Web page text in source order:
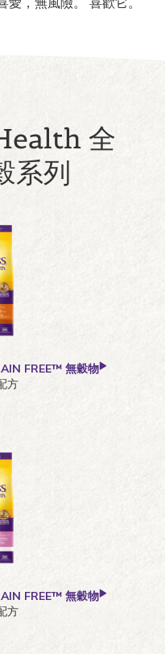
全
系列
FREE™ 無穀物
方
FREE™ 無穀物
方